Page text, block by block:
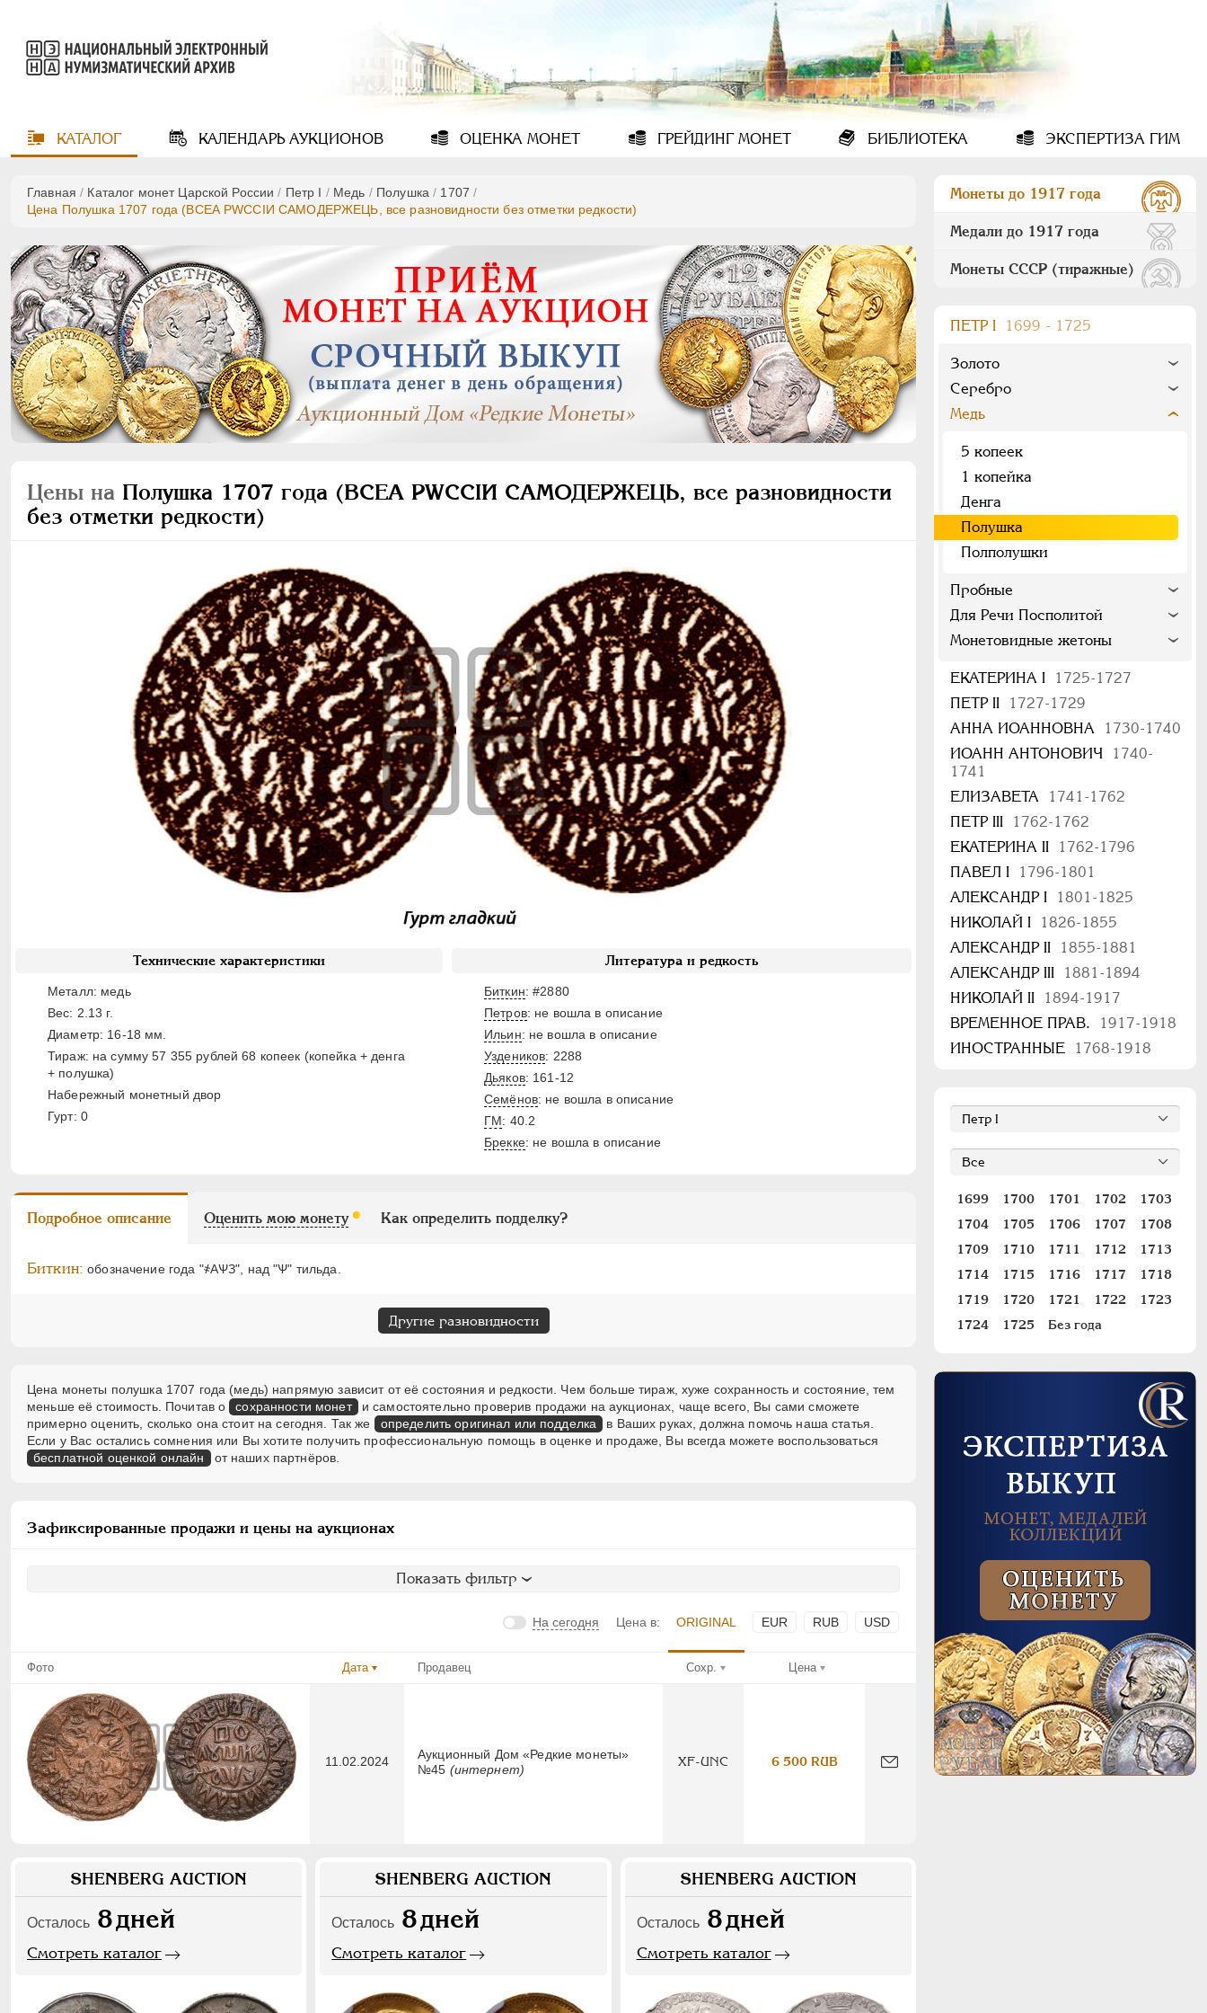
КАТАЛОГ КАЛЕНДАРЬАУКЦИОНОВ ОЦЕНКА МОНЕТ ГРЕЙДИНГМОНЕТ БИБЛИОТЕКА ЭКСПЕРТИЗА ГИМ
Главная / Каталог монет Царской России / Пeтр I / Медь / Полушка / 1707 /
Цена Полушка 1707 года (ВСЕА РWCСIИ САМОДЕРЖЕЦЬ, все разновидности без отметки редкости)
Цены на Полушка 1707 года (ВСЕА РWCСIИ САМОДЕРЖЕЦЬ, все разновидности
без отметки редкости)
Технические характеристики
Металл: медь
Вес: 2.13 г.
Диаметр: 16-18 мм.
Тираж: на сумму 57 355 рублей 68 копеек (копейка + денга
+ полушка)
Набережный монетный двор
Гурт: 0
Литература и редкость
Биткин: #2880
Петров: не вошла в описание
Ильин: не вошла в описание
Уздеников: 2288
Дьяков: 161-12
Семёнов: не вошла в описание
ГМ: 40.2
Брекке: не вошла в описание
Подробное описание Оценить мою монету Как определить подделку?
Биткин: обозначение года "҂АѰЗ", над "Ѱ" тильда.
Другие разновидности
Цена монеты полушка 1707 года (медь) напрямую зависит от её состояния и редкости. Чем больше тираж, хуже сохранность и состояние, тем
меньше её стоимость. Почитав о сохранности монет и самостоятельно проверив продажи на аукционах, чаще всего, Вы сами сможете
примерно оценить, сколько она стоит на сегодня. Так же
определить оригинал или подделка
в Ваших руках, должна помочь наша статья.
Если у Вас остались сомнения или Вы хотите получить профессиональную помощь в оценке и продаже, Вы всегда можете воспользоваться
бесплатной оценкой онлайн от наших партнёров.
Зафиксированные продажи и цены на аукционах
Показать фильтр
На сегодня Цена в: ORIGINAL EUR RUB USD
Фото Дата Продавец Сохр. Цена
11.02.2024
Аукционный Дом «Редкие монеты»
№45 (интернет)
XF-UNC 6 500 RUB
SHENBERG AUCTION
Осталось 8дней
Смотреть каталог
SHENBERG AUCTION
Осталось 8дней
Смотреть каталог
SHENBERG AUCTION
Осталось 8дней
Смотреть каталог
Монеты до 1917 года
Медали до 1917 года
Монеты СССР (тиражные)
ПEТР I 1699 - 1725
Золото
Серебро
Медь
5 копеек
1 копейка
Денга
Полушка
Полполушки
Пробные
Для Речи Посполитой
Монетовидные жетоны
ЕКАТЕРИНА I
1725-1727
ПЕТР II
1727-1729
АННА ИОАННОВНА
1730-1740
ИОАНН АНТОНОВИЧ
1740-
1741
ЕЛИЗАВЕТА
1741-1762
ПЕТР III
1762-1762
ЕКАТЕРИНА II
1762-1796
ПАВЕЛ I
1796-1801
АЛЕКСАНДР I
1801-1825
НИКОЛАЙ I
1826-1855
АЛЕКСАНДР II
1855-1881
АЛЕКСАНДР III
1881-1894
НИКОЛАЙ II
1894-1917
ВРЕМЕННОЕ ПРАВ.
1917-1918
ИНОСТРАННЫЕ
1768-1918
1699 1700 1701 1702
1703
1704
1705 1706 1707
1708
1709
1710 1711 1712
1713
1714
1715 1716 1717
1718
1719
1720 1721 1722
1723
1724
1725 Без года